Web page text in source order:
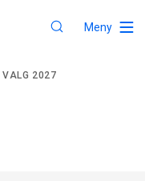
Meny
VALG 2027